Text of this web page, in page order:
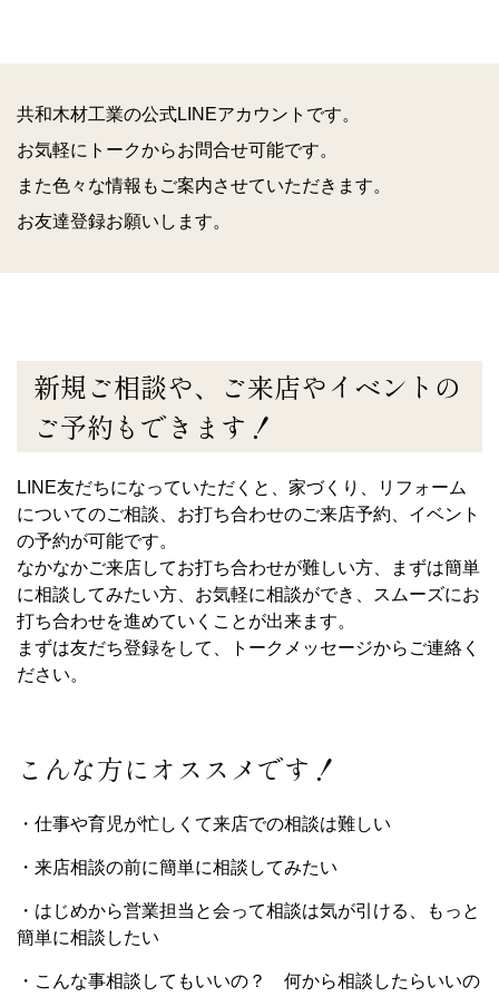
共和木材工業の公式LINEアカウントです。
お気軽にトークからお問合せ可能です。
また色々な情報もご案内させていただきます。
お友達登録お願いします。
新規ご相談や、ご来店やイベントの
ご予約もできます！
LINE友だちになっていただくと、家づくり、リフォーム
についてのご相談、お打ち合わせのご来店予約、イベント
の予約が可能です。
なかなかご来店してお打ち合わせが難しい方、まずは簡単
に相談してみたい方、お気軽に相談ができ、スムーズにお
打ち合わせを進めていくことが出来ます。
まずは友だち登録をして、トークメッセージからご連絡く
ださい。
こんな方にオススメです！
・仕事や育児が忙しくて来店での相談は難しい
・来店相談の前に簡単に相談してみたい
・はじめから営業担当と会って相談は気が引ける、もっと
簡単に相談したい
・こんな事相談してもいいの？ 何から相談したらいいの